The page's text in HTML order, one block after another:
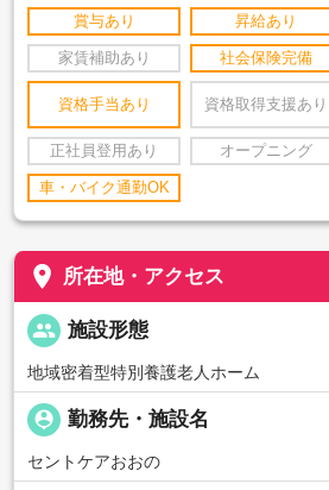
賞与あり 昇給あり
家賃補助あり 社会保険完備
資格手当あり 資格取得支援あり
正社員登用あり オープニング
車・バイク通勤OK
place 所在地・アクセス
people 施設形態
地域密着型特別養護老人ホーム
person_pin 勤務先・施設名
セントケアおおの